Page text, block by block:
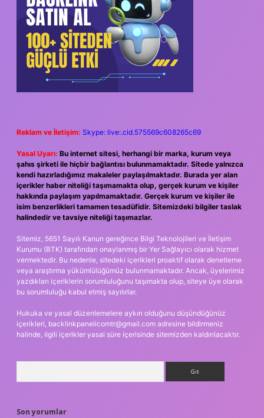
Reklam ve İletişim: Skype: live:.cid.575569c608265c69
Yasal Uyarı: Bu internet sitesi, herhangi bir marka, kurum veya
şahıs şirketi ile hiçbir bağlantısı bulunmamaktadır. Sitede yalnızca
kendi hazırladığımız makaleler paylaşılmaktadır. Burada yer alan
içerikler haber niteliği taşımamakta olup, gerçek kurum ve kişiler
hakkında paylaşım yapılmamaktadır. Gerçek kurum ve kişiler ile
isim benzerlikleri tamamen tesadüfidir. Sitemizdeki bilgiler taslak
halindedir ve tavsiye niteliği taşımazlar.
Sitemiz, 5651 Sayılı Kanun gereğince Bilgi Teknolojileri ve İletişim
Kurumu (BTK) tarafından onaylanmış bir Yer Sağlayıcı olarak hizmet
vermektedir. Bu nedenle, sitedeki içerikleri proaktif olarak denetleme
veya araştırma yükümlülüğümüz bulunmamaktadır. Ancak, üyelerimiz
yazdıkları içeriklerin sorumluluğunu taşımakta olup, siteye üye olarak
bu sorumluluğu kabul etmiş sayılırlar.
Hukuka ve yasal düzenlemelere aykırı olduğunu düşündüğünüz
içerikleri, backlinkpanelicomtr@gmail.com adresine bildirmeniz
halinde, ilgili içerikler yasal süre içerisinde sitemizden kaldırılacaktır.
Son yorumlar